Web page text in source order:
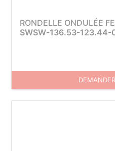
RONDELLE ONDULÉE
SWSW-136.53-123.44-